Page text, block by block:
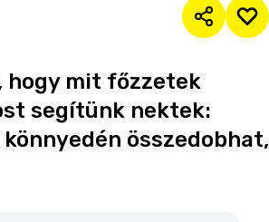
hogy mit főzzetek
segítünk nektek:
összedobhat,